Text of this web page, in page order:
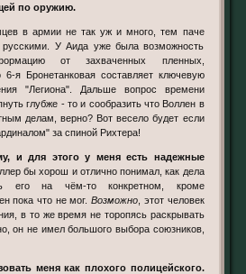
по оружию.
У Аида уже была возможность
от захваченных пленных,
6-я Бронетанковая составляет ключевую
"Легиона". Дальше вопрос времени
глубже - то и сообразить что Воллен в
делам, верно? Вот весело будет если
за спиной Рихтера!
бы хорош и отлично понимал, как дела
его на чём-то конкретном, кроме
пока что не мог.Возможно , этот человек
в то же время не торопясь раскрывать
он не имел большого выбора союзников,